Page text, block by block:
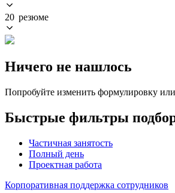
20 резюме
Ничего не нашлось
Попробуйте изменить формулировку
Быстрые фильтры
Частичная занятость
Полный день
Проектная работа
Корпоративная поддержка сотрудников